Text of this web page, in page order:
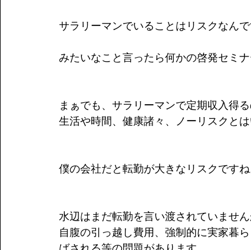
サラリーマンでいることはリスクなんで
みたいなこと言ったら何かの啓発セミナ
まぁでも、サラリーマンで定期収入得
生活や時間、健康諸々、ノーリスクとは
僕の会社だと転勤が大きなリスクですね
水辺はまだ転勤を言い渡されていません
自腹の引っ越し費用、強制的に実家暮